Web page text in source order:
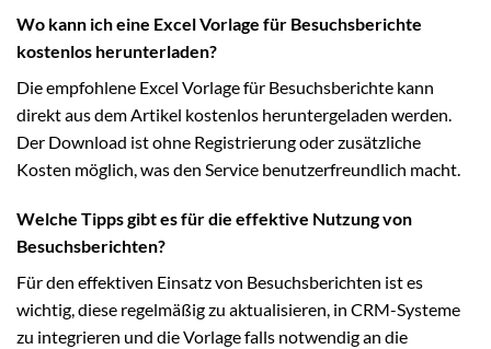
Wo kann ich eine Excel Vorlage für Besuchsberichte
kostenlos herunterladen?
Die empfohlene Excel Vorlage für Besuchsberichte kann
direkt aus dem Artikel kostenlos heruntergeladen werden.
Der Download ist ohne Registrierung oder zusätzliche
Kosten möglich, was den Service benutzerfreundlich macht.
Welche Tipps gibt es für die effektive Nutzung von
Besuchsberichten?
Für den effektiven Einsatz von Besuchsberichten ist es
wichtig, diese regelmäßig zu aktualisieren, in CRM-Systeme
zu integrieren und die Vorlage falls notwendig an die